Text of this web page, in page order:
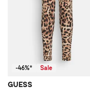
-46%* Sale
GUESS